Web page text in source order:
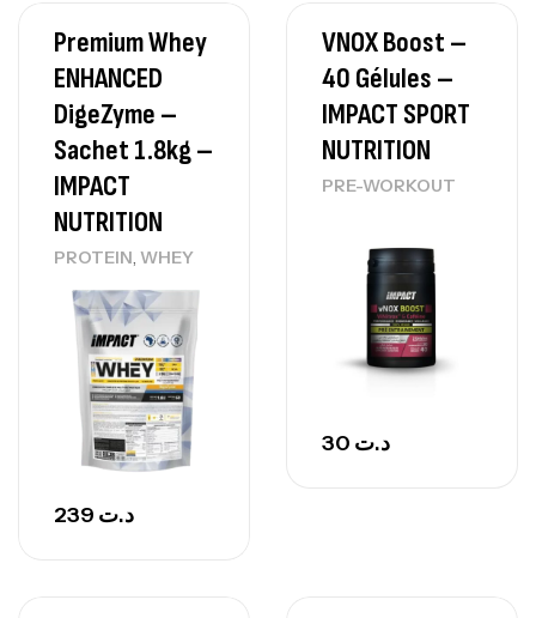
Premium Whey
ENHANCED
DigeZyme –
Sachet 1.8kg –
IMPACT
NUTRITION
PROTEIN, WHEY
د.ت
VNOX Boost –
40 Gélules –
IMPACT SPORT
NUTRITION
PRE-WORKOUT
د.ت